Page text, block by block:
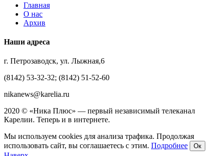
Главная
О нас
Архив
Наши адреса
г. Петрозаводск, ул. Лыжная,6
(8142) 53-32-32; (8142) 51-52-60
nikanews@karelia.ru
2020 © «Ника Плюс» — первый независимый телеканал
Карелии. Теперь и в интернете.
Мы используем cookies для анализа трафика. Продолжая
использовать сайт, вы соглашаетесь с этим. Подробнее Ок